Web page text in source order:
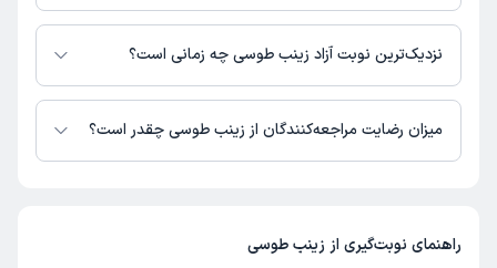
در حال حاضر زینب طوسی مشاوره پزشکی متنی فعال دارند.
نزدیک‌ترین نوبت آزاد زینب طوسی چه زمانی است؟
زمان نوبت‌دهی و پذیرش بیماران با هماهنگی مطب مشخص می‌شود.
میزان رضایت مراجعه‌کنندگان از زینب طوسی چقدر است؟
راهنمای نوبت‌گیری از زینب طوسی